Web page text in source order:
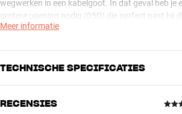
wegwerken in een kabelgoot. In dat geval heb je
grotere opening nodig (05D) die perfect past bij
kabelgoot van unnu.
Alle unnu-kabeldeksels zijn gemaakt van
generatie passen echter niet bij v2-meubels.
Meer informatie
TECHNISCHE SPECIFICATIES
AFMETINGEN EN DESIGN
RECENSIES